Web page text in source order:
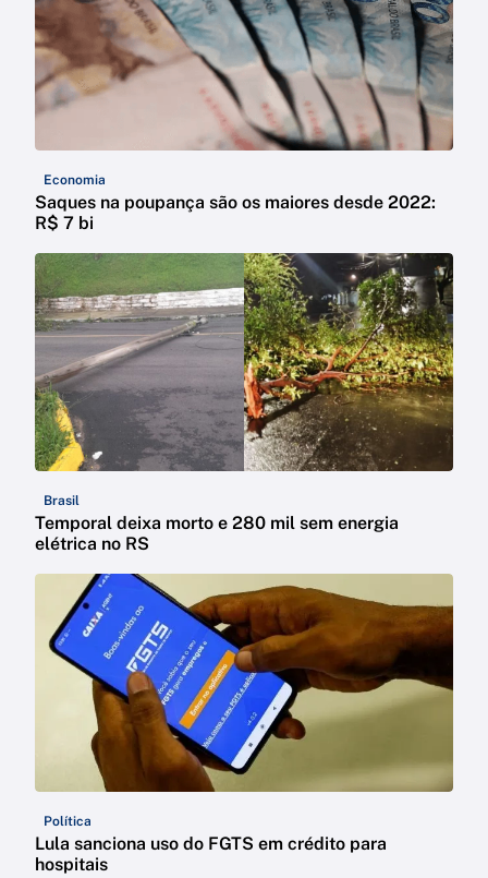
Economia
Saques na poupança são os maiores desde 2022:
R$ 7 bi
Brasil
Temporal deixa morto e 280 mil sem energia
elétrica no RS
Política
Lula sanciona uso do FGTS em crédito para
hospitais